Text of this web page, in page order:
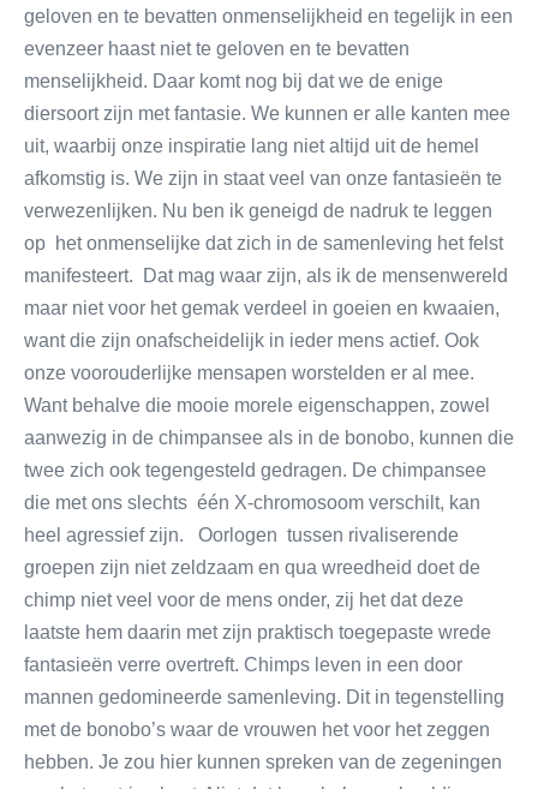
geloven en te bevatten onmenselijkheid en tegelijk in een
evenzeer haast niet te geloven en te bevatten
menselijkheid. Daar komt nog bij dat we de enige
diersoort zijn met fantasie. We kunnen er alle kanten mee
uit, waarbij onze inspiratie lang niet altijd uit de hemel
afkomstig is. We zijn in staat veel van onze fantasieën te
verwezenlijken. Nu ben ik geneigd de nadruk te leggen
op het onmenselijke dat zich in de samenleving het felst
manifesteert. Dat mag waar zijn, als ik de mensenwereld
maar niet voor het gemak verdeel in goeien en kwaaien,
want die zijn onafscheidelijk in ieder mens actief. Ook
onze voorouderlijke mensapen worstelden er al mee.
Want behalve die mooie morele eigenschappen, zowel
aanwezig in de chimpansee als in de bonobo, kunnen die
twee zich ook tegengesteld gedragen. De chimpansee
die met ons slechts één X-chromosoom verschilt, kan
heel agressief zijn. Oorlogen tussen rivaliserende
groepen zijn niet zeldzaam en qua wreedheid doet de
chimp niet veel voor de mens onder, zij het dat deze
laatste hem daarin met zijn praktisch toegepaste wrede
fantasieën verre overtreft. Chimps leven in een door
mannen gedomineerde samenleving. Dit in tegenstelling
met de bonobo’s waar de vrouwen het voor het zeggen
hebben. Je zou hier kunnen spreken van de zegeningen